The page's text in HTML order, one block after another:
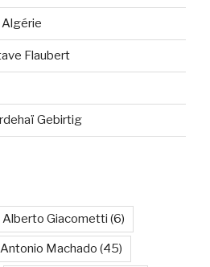
Algérie
Flaubert
Gebirtig
Alberto Giacometti (6)
Antonio Machado (45)